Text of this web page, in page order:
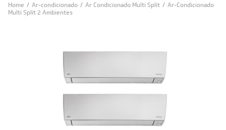
Home / Ar-condicionado / Ar Condicionado Multi Split / Ar-Condicionado
Multi Split 2 Ambientes